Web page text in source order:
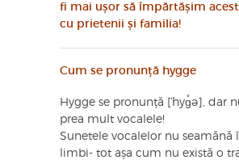
fi mai ușor să împărtășim
cu prietenii și familia!
Cum se pronunță hygge
Hygge se pronunță [ˈhyɡ̊ə], dar
prea mult vocalele!
Sunetele vocalelor nu seamănă
limbi- tot așa cum nu există o